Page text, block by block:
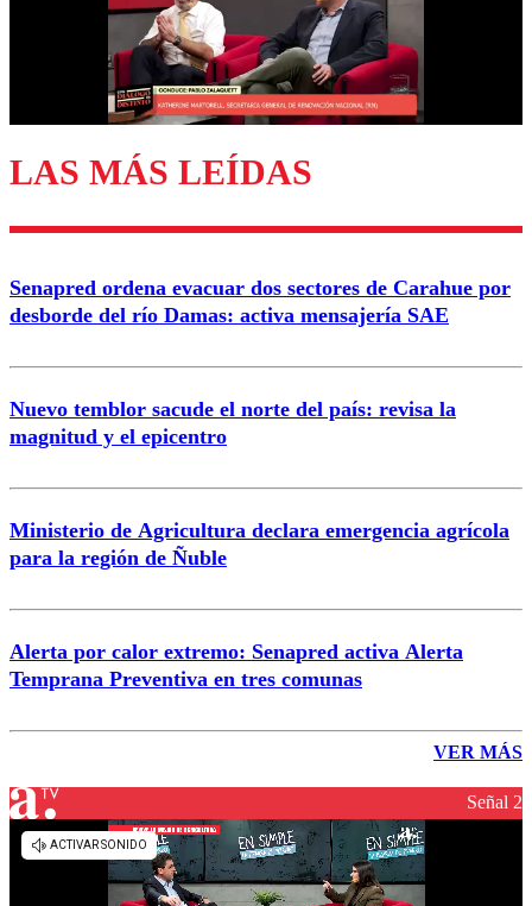
Enviar comentario
LAS MÁS LEÍDAS
Senapred ordena evacuar dos sectores de Carahue por
desborde del río Damas: activa mensajería SAE
Nuevo temblor sacude el norte del país: revisa la
magnitud y el epicentro
Ministerio de Agricultura declara emergencia agrícola
para la región de Ñuble
Alerta por calor extremo: Senapred activa Alerta
Temprana Preventiva en tres comunas
VER MÁS
Señal 2